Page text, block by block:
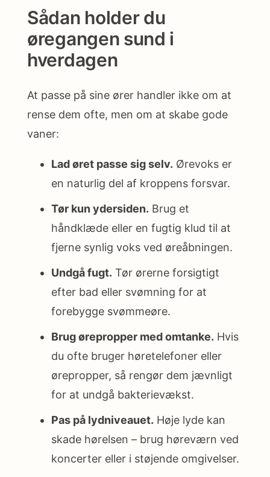
Sådan holder du
øregangen sund i
hverdagen
At passe på sine ører handler ikke om at
rense dem ofte, men om at skabe gode
vaner:
Lad øret passe sig selv. Ørevoks er
en naturlig del af kroppens forsvar.
Tør kun ydersiden. Brug et
håndklæde eller en fugtig klud til at
fjerne synlig voks ved øreåbningen.
Undgå fugt. Tør ørerne forsigtigt
efter bad eller svømning for at
forebygge svømmeøre.
Brug ørepropper med omtanke. Hvis
du ofte bruger høretelefoner eller
ørepropper, så rengør dem jævnligt
for at undgå bakterievækst.
Pas på lydniveauet. Høje lyde kan
skade hørelsen – brug høreværn ved
koncerter eller i støjende omgivelser.